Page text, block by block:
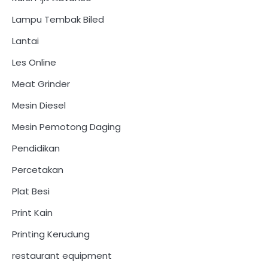
Lampu Tembak Biled
Lantai
Les Online
Meat Grinder
Mesin Diesel
Mesin Pemotong Daging
Pendidikan
Percetakan
Plat Besi
Print Kain
Printing Kerudung
restaurant equipment